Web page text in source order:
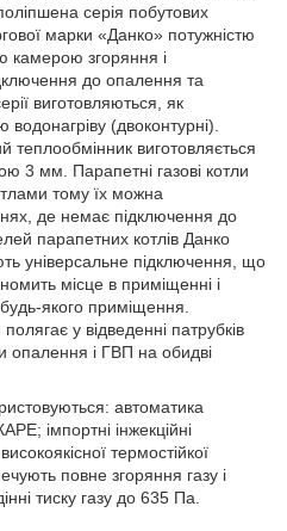
серія побутових
марки «Данко» потужністю
камерою згоряння і
до опалення та
виготовляються, як
водонагріву (двоконтурні).
теплообмінник виготовляється
3 мм. Парапетні газові котли
тому їх можна
де немає підключення до
парапетних котлів Данко
універсальне підключення, що
місце в приміщенні і
якого приміщення.
у відведенні патрубків
опалення і ГВП на обидві
автоматика
імпортні інжекційні
термостійкої
повне згоряння газу і
тиску газу до 635 Па.